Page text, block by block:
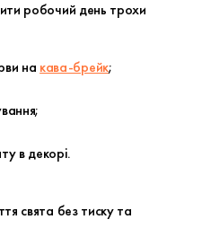
робочий день трохи
на кава-брейк;
в декорі.
свята без тиску та